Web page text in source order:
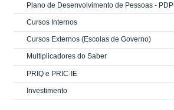
Plano de Desenvolvimento de Pessoas - PDP
Cursos Internos
Cursos Externos (Escolas de Governo)
Multiplicadores do Saber
PRIQ e PRIC-IE
Investimento